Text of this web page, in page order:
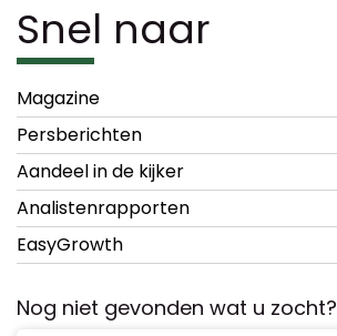
Snel naar
Magazine
Persberichten
Aandeel in de kijker
Analistenrapporten
EasyGrowth
Nog niet gevonden wat u zocht?